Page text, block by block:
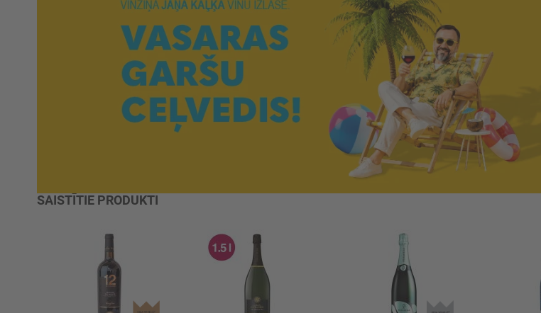
SAISTĪTIE PRODUKTI